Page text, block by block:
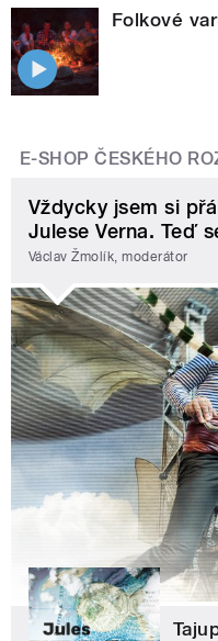
Folkové
E-SHOP ČESKÉHO
Vždycky jsem si
Julese Verna. Teď
Václav Žmolík, moderátor